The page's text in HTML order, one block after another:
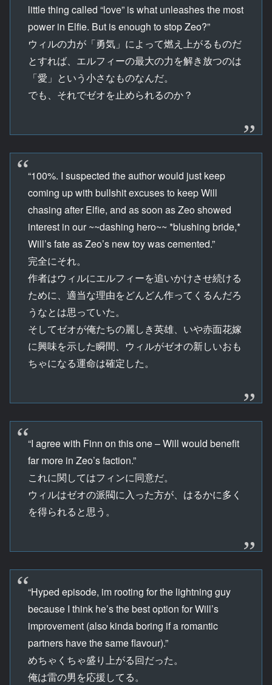
little thing called “love” is what unleashes the most
power in Elfie. But is enough to stop Zeo?”
ウィルの力が「勇気」によって燃え上がるものだ
とすれば、エルフィーの最大の力を解き放つのは
「愛」という小さなものなんだ。
でも、それでゼオを止められるのか？
“100%. I suspected the author would just keep
coming up with bullshit excuses to keep Will
chasing after Elfie, and as soon as Zeo showed
interest in our ~~dashing hero~~ *blushing bride,*
Will’s fate as Zeo’s new toy was cemented.”
完全にそれ。
作者はウィルにエルフィーを追いかけさせ続ける
ために、適当な理由をどんどん作ってくるんだろ
うなとは思っていた。
そしてゼオが俺たちの麗しき英雄、いや赤面花嫁
に興味を示した瞬間、ウィルがゼオの新しいおも
ちゃになる運命は確定した。
“I agree with Finn on this one – Will would benefit
far more in Zeo’s faction.”
これに関してはフィンに同意だ。
ウィルはゼオの派閥に入った方が、はるかに多く
を得られると思う。
“Hyped episode, im rooting for the lightning guy
because I think he’s the best option for Will’s
improvement (also kinda boring if a romantic
partners have the same flavour).”
めちゃくちゃ盛り上がる回だった。
俺は雷の男を応援してる。